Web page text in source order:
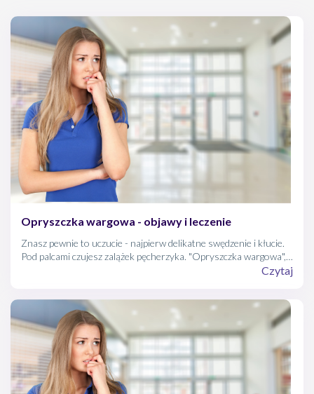
Opryszczka wargowa - objawy i leczenie
Znasz pewnie to uczucie - najpierw delikatne swędzenie i kłucie.
Pod palcami czujesz zalążek pęcherzyka. "Opryszczka wargowa",
myślisz z rezygnacją. Spokojnie! Popularne "zimno" na wargach
Czytaj